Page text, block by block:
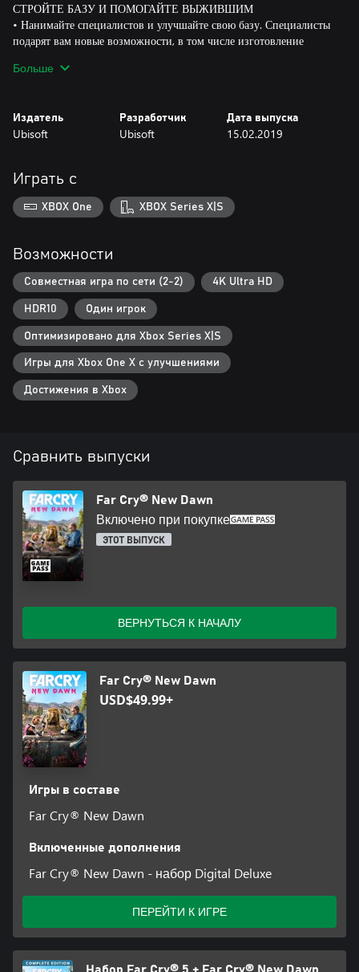
СТРОЙТЕ БАЗУ И ПОМОГАЙТЕ ВЫЖИВШИМ
• Нанимайте специалистов и улучшайте свою базу. Специалисты
подарят вам новые возможности, в том числе изготовление
• Бросьте вызов рейдерам в войне за территорию и организуйте
вылазки в самые известные места США.
Больше
Издатель
Ubisoft
Разработчик
Ubisoft
Дата выпуска
15.02.2019
Играть с
XBOX One XBOX Series X|S
Возможности
Совместная игра по сети (2-2) 4K Ultra HD
HDR10 Один игрок
Оптимизировано для Xbox Series X|S
Игры для Xbox One X с улучшениями
Достижения в Xbox
Сравнить выпуски
Far Cry® New Dawn
Включено при покупке
ЭТОТ ВЫПУСК
ВЕРНУТЬСЯ К НАЧАЛУ
Far Cry® New Dawn
USD$49.99+
Игры в составе
Far Cry® New Dawn
Включенные дополнения
Far Cry® New Dawn - набор Digital Deluxe
ПЕРЕЙТИ К ИГРЕ